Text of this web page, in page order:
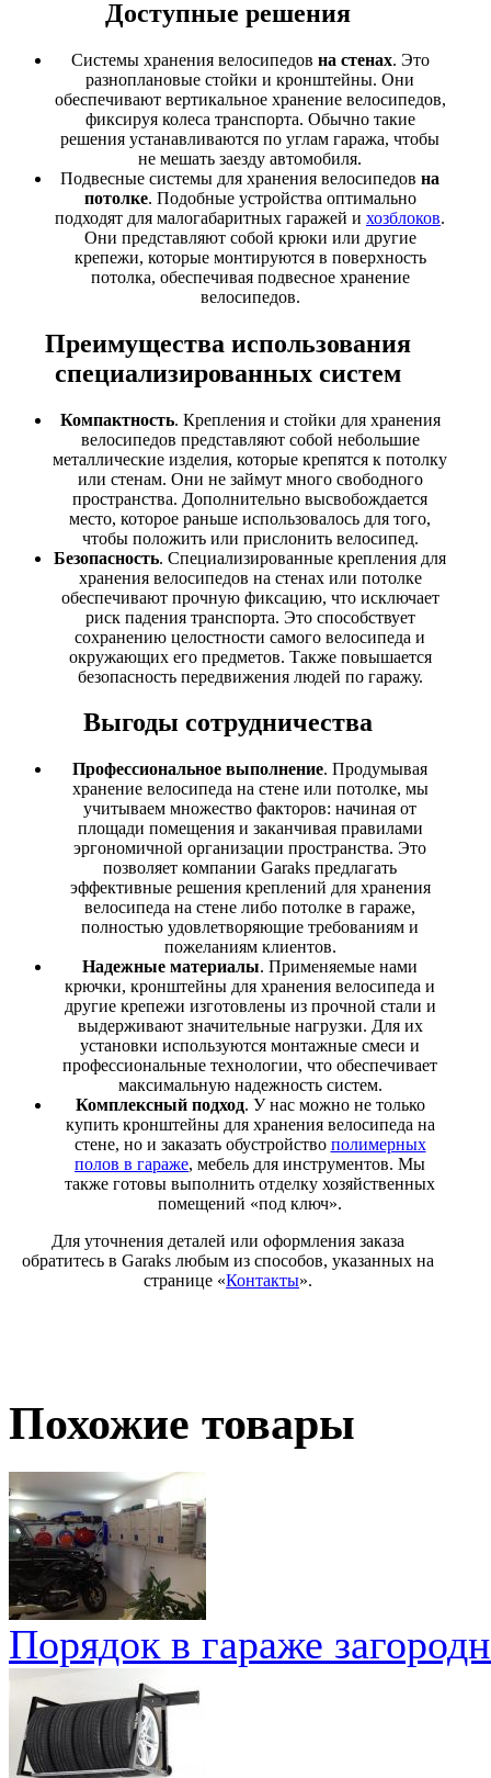
Доступные решения
Системы хранения велосипедов на стенах. Это
разноплановые стойки и кронштейны. Они
обеспечивают вертикальное хранение велосипедов,
фиксируя колеса транспорта. Обычно такие
решения устанавливаются по углам гаража, чтобы
не мешать заезду автомобиля.
Подвесные системы для хранения велосипедов на
потолке. Подобные устройства оптимально
подходят для малогабаритных гаражей и хозблоков.
Они представляют собой крюки или другие
крепежи, которые монтируются в поверхность
потолка, обеспечивая подвесное хранение
велосипедов.
Преимущества использования
специализированных систем
Компактность. Крепления и стойки для хранения
велосипедов представляют собой небольшие
металлические изделия, которые крепятся к потолку
или стенам. Они не займут много свободного
пространства. Дополнительно высвобождается
место, которое раньше использовалось для того,
чтобы положить или прислонить велосипед.
Безопасность. Специализированные крепления для
хранения велосипедов на стенах или потолке
обеспечивают прочную фиксацию, что исключает
риск падения транспорта. Это способствует
сохранению целостности самого велосипеда и
окружающих его предметов. Также повышается
безопасность передвижения людей по гаражу.
Выгоды сотрудничества
Профессиональное выполнение. Продумывая
хранение велосипеда на стене или потолке, мы
учитываем множество факторов: начиная от
площади помещения и заканчивая правилами
эргономичной организации пространства. Это
позволяет компании Garaks предлагать
эффективные решения креплений для хранения
велосипеда на стене либо потолке в гараже,
полностью удовлетворяющие требованиям и
пожеланиям клиентов.
Надежные материалы. Применяемые нами
крючки, кронштейны для хранения велосипеда и
другие крепежи изготовлены из прочной стали и
выдерживают значительные нагрузки. Для их
установки используются монтажные смеси и
профессиональные технологии, что обеспечивает
максимальную надежность систем.
Комплексный подход. У нас можно не только
купить кронштейны для хранения велосипеда на
стене, но и заказать обустройство полимерных
полов в гараже, мебель для инструментов. Мы
также готовы выполнить отделку хозяйственных
помещений «под ключ».
Для уточнения деталей или оформления заказа
обратитесь в Garaks любым из способов, указанных на
странице «Контакты».
Похожие товары
Порядок в гараже